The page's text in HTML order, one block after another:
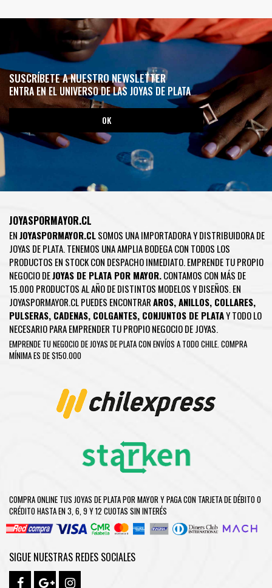
SUSCRÍBETE A NUESTRO NEWSLETTER
ENTRA EN EL UNIVERSO DE LAS JOYAS DE PLATA
JOYASPORMAYOR.CL
ENJOYASPORMAYOR.CLSOMOS UNA IMPORTADORA Y DISTRIBUIDORA DE
JOYAS DE PLATA. TENEMOS UNA AMPLIA BODEGA CON TODOS LOS
PRODUCTOS EN STOCK CON DESPACHO INMEDIATO. EMPRENDE TU PROPIO
NEGOCIO DEJOYAS DE PLATA POR MAYOR.CONTAMOS CON MÁS DE
15.000 PRODUCTOS AL AÑO DE DISTINTOS MODELOS Y DISEÑOS. EN
JOYASPORMAYOR.CL PUEDES ENCONTRARAROS,ANILLOS, COLLARES,
PULSERAS, CADENAS, COLGANTES, CONJUNTOS DE PLATAY TODO LO
NECESARIO PARA EMPRENDER TU PROPIO NEGOCIO DE JOYAS.
EMPRENDE TU NEGOCIO DE JOYAS DE PLATA CON ENVÍOS A TODO CHILE. COMPRA
MÍNIMA ES DE $150.000
COMPRA ONLINE TUS JOYAS DE PLATA POR MAYOR Y PAGA CON TARJETA DE DÉBITO O
CRÉDITO HASTA EN 3, 6, 9 Y 12 CUOTAS SIN INTERÉS
SIGUE NUESTRAS REDES SOCIALES